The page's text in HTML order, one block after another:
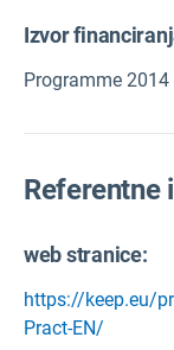
Izvor
Programme 2014
Referentne
web stranice:
https://keep.eu/
Pract-EN/